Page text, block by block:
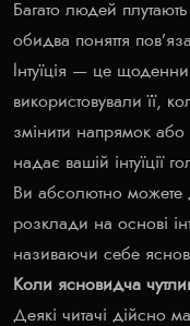
Багато людей
обидва поняття
Інтуїція — це
використовували її,
змінити напрямок
надає вашій інтуїції
Ви абсолютно можете
розклади на основі
називаючи себе
Коли ясновидча
Деякі читачі дійсно